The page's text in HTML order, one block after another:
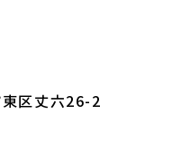
区丈六26-2